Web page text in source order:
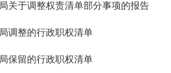
关于调整权责清单部分事项的报告
调整的行政职权清单
保留的行政职权清单